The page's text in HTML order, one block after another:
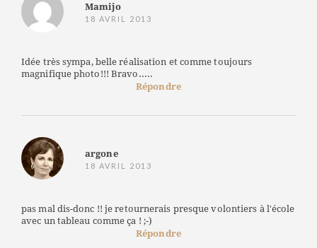
Mamijo
18 AVRIL 2013
Idée très sympa, belle réalisation et comme toujours
magnifique photo!!! Bravo.....
Répondre
argone
18 AVRIL 2013
pas mal dis-donc !! je retournerais presque volontiers à l'école
avec un tableau comme ça ! ;-)
Répondre